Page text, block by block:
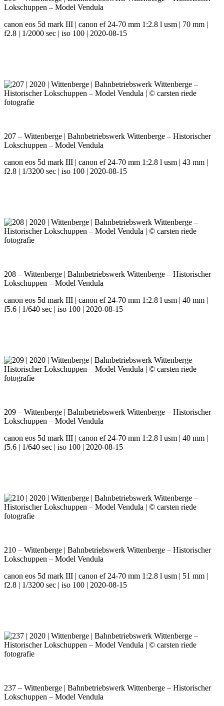
Lokschuppen – Model Vendula
canon eos 5d mark III | canon ef 24-70 mm 1:2.8 l usm | 70 mm |
f2.8 | 1/2000 sec | iso 100 | 2020-08-15
207 – Wittenberge | Bahnbetriebswerk Wittenberge – Historischer
Lokschuppen – Model Vendula
canon eos 5d mark III | canon ef 24-70 mm 1:2.8 l usm | 43 mm |
f2.8 | 1/3200 sec | iso 100 | 2020-08-15
208 – Wittenberge | Bahnbetriebswerk Wittenberge – Historischer
Lokschuppen – Model Vendula
canon eos 5d mark III | canon ef 24-70 mm 1:2.8 l usm | 40 mm |
f5.6 | 1/640 sec | iso 100 | 2020-08-15
209 – Wittenberge | Bahnbetriebswerk Wittenberge – Historischer
Lokschuppen – Model Vendula
canon eos 5d mark III | canon ef 24-70 mm 1:2.8 l usm | 40 mm |
f5.6 | 1/640 sec | iso 100 | 2020-08-15
210 – Wittenberge | Bahnbetriebswerk Wittenberge – Historischer
Lokschuppen – Model Vendula
canon eos 5d mark III | canon ef 24-70 mm 1:2.8 l usm | 51 mm |
f2.8 | 1/3200 sec | iso 100 | 2020-08-15
237 – Wittenberge | Bahnbetriebswerk Wittenberge – Historischer
Lokschuppen – Model Vendula